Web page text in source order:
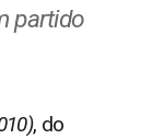
partido
, do